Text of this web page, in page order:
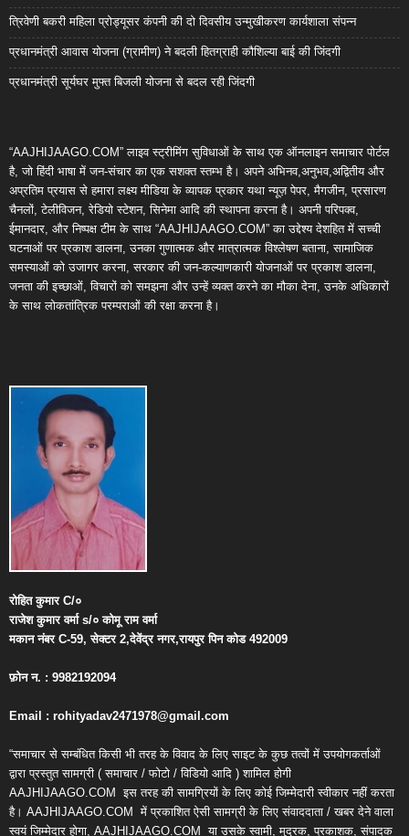
त्रिवेणी बकरी महिला प्रोड्यूसर कंपनी की दो दिवसीय उन्मुखीकरण कार्यशाला संपन्न
प्रधानमंत्री आवास योजना (ग्रामीण) ने बदली हितग्राही कौशिल्या बाई की जिंदगी
प्रधानमंत्री सूर्यघर मुफ्त बिजली योजना से बदल रही जिंदगी
“AAJHIJAAGO.COM” लाइव स्ट्रीमिंग सुविधाओं के साथ एक ऑनलाइन समाचार पोर्टल
है, जो हिंदी भाषा में जन-संचार का एक सशक्त स्तम्भ है। अपने अभिनव,अनुभव,अद्वितीय और
अप्रतिम प्रयास से हमारा लक्ष्य मीडिया के व्यापक प्रकार यथा न्यूज़ पेपर, मैगजीन, प्रसारण
चैनलों, टेलीविजन, रेडियो स्टेशन, सिनेमा आदि की स्थापना करना है। अपनी परिपक्व,
ईमानदार, और निष्पक्ष टीम के साथ “AAJHIJAAGO.COM” का उद्देश्य देशहित में सच्ची
घटनाओं पर प्रकाश डालना, उनका गुणात्मक और मात्रात्मक विश्लेषण बताना, सामाजिक
समस्याओं को उजागर करना, सरकार की जन-कल्याणकारी योजनाओं पर प्रकाश डालना,
जनता की इच्छाओं, विचारों को समझना और उन्हें व्यक्त करने का मौका देना, उनके अधिकारों
के साथ लोकतांत्रिक परम्पराओं की रक्षा करना है।
रोहित कुमारC/०
राजेश कुमार वर्माs/० कोमू राम वर्मा
मकान नंबरC-59,सेक्टर2,देवेंद्र नगर,रायपुर पिन कोड492009
फ़ोन न. : 9982192094
Email : rohityadav2471978@gmail.com
“समाचार से सम्बंधित किसी भी तरह के विवाद के लिए साइट के कुछ तत्वों में उपयोगकर्ताओं
द्वारा प्रस्तुत सामग्री ( समाचार / फोटो / विडियो आदि ) शामिल होगी
AAJHIJAAGO.COM इस तरह की सामग्रियों के लिए कोई जिम्मेदारी स्वीकार नहीं करता
है। AAJHIJAAGO.COM में प्रकाशित ऐसी सामग्री के लिए संवाददाता / खबर देने वाला
स्वयं जिम्मेदार होगा, AAJHIJAAGO.COM
या उसके स्वामी, मुद्रक, प्रकाशक, संपादक